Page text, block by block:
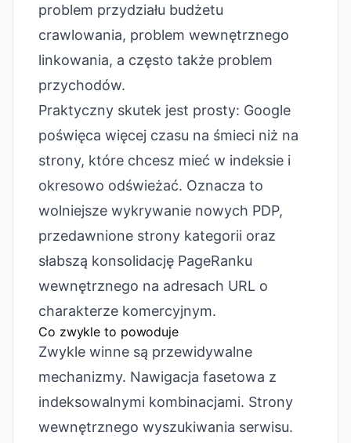
problem przydziału budżetu
crawlowania, problem wewnętrznego
linkowania, a często także problem
przychodów.
Praktyczny skutek jest prosty: Google
poświęca więcej czasu na śmieci niż na
strony, które chcesz mieć w indeksie i
okresowo odświeżać. Oznacza to
wolniejsze wykrywanie nowych PDP,
przedawnione strony kategorii oraz
słabszą konsolidację PageRanku
wewnętrznego na adresach URL o
charakterze komercyjnym.
Co zwykle to powoduje
Zwykle winne są przewidywalne
mechanizmy. Nawigacja fasetowa z
indeksowalnymi kombinacjami. Strony
wewnętrznego wyszukiwania serwisu.